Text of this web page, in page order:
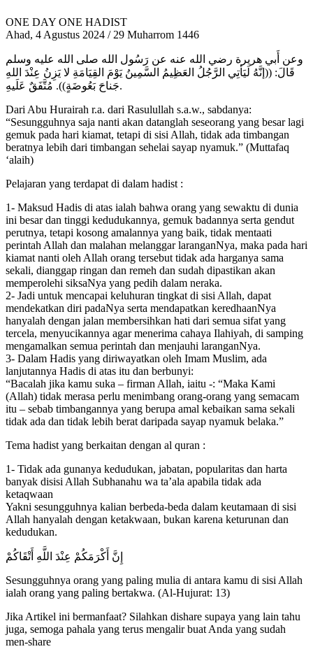
ONE DAY ONE HADIST
Ahad, 4 Agustus 2024 / 29 Muharrom 1446
وعن أَبي هريرة رضي الله عنه عن رَسُول الله صلى الله عليه وسلم
قَالَ: ((إنَّهُ لَيَأتِي الرَّجُلُ العَظِيمُ السَّمِينُ يَوْمَ القِيَامَةِ لا يَزِنُ عِنْدَ اللهِ
جَناحَ بَعُوضَةٍ)). مُتَّفَقٌ عَلَيهِ.
Dari Abu Hurairah r.a. dari Rasulullah s.a.w., sabdanya:
“Sesungguhnya saja nanti akan datanglah seseorang yang besar lagi
gemuk pada hari kiamat, tetapi di sisi Allah, tidak ada timbangan
beratnya lebih dari timbangan sehelai sayap nyamuk.” (Muttafaq
‘alaih)
Pelajaran yang terdapat di dalam hadist :
1- Maksud Hadis di atas ialah bahwa orang yang sewaktu di dunia
ini besar dan tinggi kedudukannya, gemuk badannya serta gendut
perutnya, tetapi kosong amalannya yang baik, tidak mentaati
perintah Allah dan malahan melanggar laranganNya, maka pada hari
kiamat nanti oleh Allah orang tersebut tidak ada harganya sama
sekali, dianggap ringan dan remeh dan sudah dipastikan akan
memperolehi siksaNya yang pedih dalam neraka.
2- Jadi untuk mencapai keluhuran tingkat di sisi Allah, dapat
mendekatkan diri padaNya serta mendapatkan keredhaanNya
hanyalah dengan jalan membersihkan hati dari semua sifat yang
tercela, menyucikannya agar menerima cahaya Ilahiyah, di samping
mengamalkan semua perintah dan menjauhi laranganNya.
3- Dalam Hadis yang diriwayatkan oleh Imam Muslim, ada
lanjutannya Hadis di atas itu dan berbunyi:
“Bacalah jika kamu suka – firman Allah, iaitu -: “Maka Kami
(Allah) tidak merasa perlu menimbang orang-orang yang semacam
itu – sebab timbangannya yang berupa amal kebaikan sama sekali
tidak ada dan tidak lebih berat daripada sayap nyamuk belaka.”
Tema hadist yang berkaitan dengan al quran :
1- Tidak ada gunanya kedudukan, jabatan, popularitas dan harta
banyak disisi Allah Subhanahu wa ta’ala apabila tidak ada
ketaqwaan
Yakni sesungguhnya kalian berbeda-beda dalam keutamaan di sisi
Allah hanyalah dengan ketakwaan, bukan karena keturunan dan
kedudukan.
إِنَّ أَكْرَمَكُمْ عِنْدَ اللَّهِ أَتْقَاكُمْ
Sesungguhnya orang yang paling mulia di antara kamu di sisi Allah
ialah orang yang paling bertakwa. (Al-Hujurat: 13)
Jika Artikel ini bermanfaat? Silahkan dishare supaya yang lain tahu
juga, semoga pahala yang terus mengalir buat Anda yang sudah
men-share